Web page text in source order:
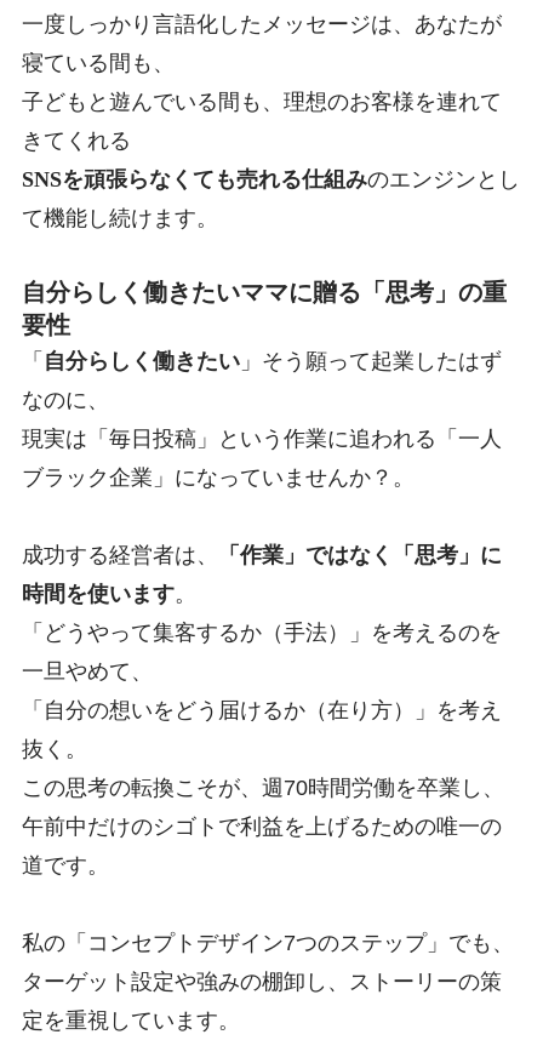
一度しっかり言語化したメッセージは、あなたが
寝ている間も、
子どもと遊んでいる間も、理想のお客様を連れて
きてくれる
SNSを頑張らなくても売れる仕組みのエンジンとし
て機能し続けます。
自分らしく働きたいママに贈る「思考」の重
要性
「 自分らしく働きたい」 そう願って起業したはず
なのに、
現実は「毎日投稿」という作業に追われる「一人
ブラック企業」になっていませんか？ 。
成功する経営者は、
「作業」ではなく「思考」に
時間を使います。
「どうやって集客するか（手法）」を考えるのを
一旦やめて、
「自分の想いをどう届けるか（在り方）」を考え
抜く。
この思考の転換こそが、週70時間労働を卒業し、
午前中だけのシゴトで利益を上げるための唯一の
道です。
私の「コンセプトデザイン7つのステップ」でも、
ターゲット設定や強みの棚卸し、ストーリーの策
定を重視しています。